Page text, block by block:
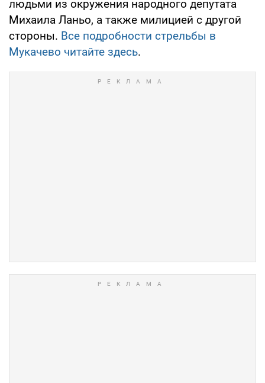
людьми из окружения народного депутата
Михаила Ланьо, а также милицией с другой
стороны. Все подробности стрельбы в
Мукачево читайте здесь.